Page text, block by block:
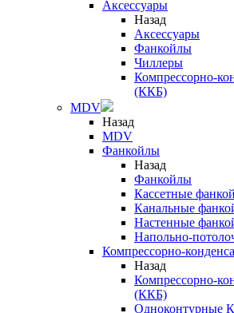
Аксессуары
Назад
Аксессуары
Фанкойлы
Чиллеры
Компрессорно-
(ККБ)
MDV
Назад
MDV
Фанкойлы
Назад
Фанкойлы
Кассетные
Канальные
Настенные
Напольно-
Компрессорно-
Назад
Компрессорно-
(ККБ)
Одноконтурные